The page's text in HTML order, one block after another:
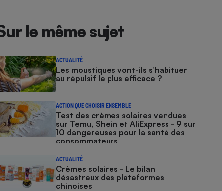
le même sujet
ACTUALITÉ
Les moustiques vont-ils s’habituer
au répulsif le plus efficace ?
ACTION QUE CHOISIR ENSEMBLE
Test des crèmes solaires vendues
sur Temu, Shein et AliExpress - 9 sur
10 dangereuses pour la santé des
consommateurs
ACTUALITÉ
Crèmes solaires - Le bilan
désastreux des plateformes
chinoises